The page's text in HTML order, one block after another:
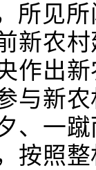
所见
新农
作出
与新
、一
按照